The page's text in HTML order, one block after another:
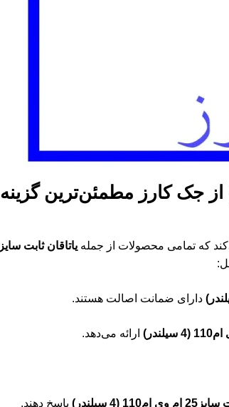
از جک کارز مطمئن‌ترین گزینه
که تمامی محصولات از جمله
دارای ضمانت اصالت هستند.
ارائه می‌دهد.
(4 سیلندر) پاسخ دهند.